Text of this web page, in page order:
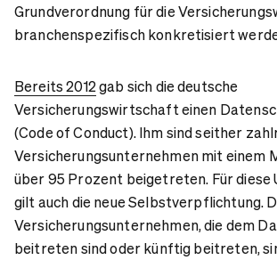
Grundverordnung für die
branchenspezifisch konkretisiert
Bereits 2012gab sich die deutsche
Versicherungswirtschaft einen
(Code of Conduct). Ihm sind seither
Versicherungsunternehmen mit einem
über 95 Prozent beigetreten. Für diese
gilt auch die neue Selbstverpflichtung.
Versicherungsunternehmen, die dem
beitreten sind oder künftig beitreten,